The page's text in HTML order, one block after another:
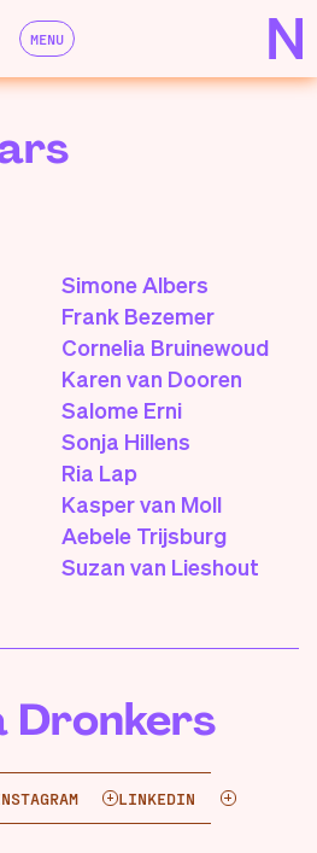
MENU
Simone Albers
Frank Bezemer
Cornelia Bruinewoud
Karen van Dooren
Salome Erni
Sonja Hillens
Ria Lap
Kasper van Moll
Aebele Trijsburg
Suzan van Lieshout
Dronkers
LINKEDIN